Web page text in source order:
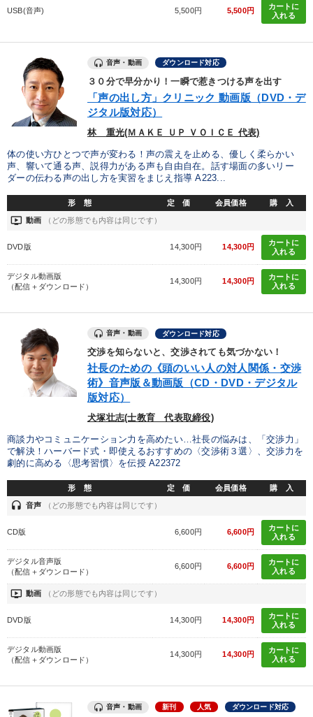
ブランディング 労務問題・人事対策 老舗企業
創業者 伝統・文化 会長
※「更新」を押すと「カテゴリー」「目的別」「キーワード」を更新いただけます。
local_offer タグから探す
すべての音声・動画（全2077タイトル）からお探しいただけます
タグ・キーワード
通信販売 一倉定 リピート
リーダーシップ モノづくり 成功哲学
健康・ウェルビーイング 会社数字を学ぶ 女性経営者
プレゼン 株式市場 会長 営業 人事戦略 DX
銀行交渉 MBA 運勢・先見 ドラッカー
多角化・新規事業 一流人 創業者
USB(音声) 5,500円 5,500円
カートに
入れる
音声・動画 ダウンロード対応
３０分で早分かり！一瞬で惹きつける声を出す
「声の出し方」クリニック 動画版（DVD・デ
ジタル版対応）
林 重光(ＭＡＫＥ ＵＰ ＶＯＩＣＥ 代表)
体の使い方ひとつで声が変わる！声の震えを止める、優しく柔らかい
声、響いて通る声、説得力がある声も自由自在。話す場面の多いリー
ダーの伝わる声の出し方を実習をまじえ指導 A223...
形 態 定 価 会員価格 購 入
ondemand_video 動画 （どの形態でも内容は同じです）
DVD版 14,300円 14,300円
カートに
入れる
デジタル動画版
（配信＋ダウンロード）
14,300円 14,300円
カートに
入れる
音声・動画 ダウンロード対応
交渉を知らないと、交渉されても気づかない！
社長のための《頭のいい人の対人関係・交渉
術》音声版＆動画版（CD・DVD・デジタル
版対応）
犬塚壮志(士教育 代表取締役)
商談力やコミュニケーション力を高めたい…社長の悩みは、「交渉力」
で解決！ハーバード式・即使えるおすすめの〈交渉術３選〉、交渉力を
劇的に高める〈思考習慣〉を伝授 A22372
形 態 定 価 会員価格 購 入
headset 音声 （どの形態でも内容は同じです）
CD版 6,600円 6,600円
カートに
入れる
デジタル音声版
（配信＋ダウンロード）
6,600円 6,600円
カートに
入れる
ondemand_video 動画 （どの形態でも内容は同じです）
DVD版 14,300円 14,300円
カートに
入れる
デジタル動画版
（配信＋ダウンロード）
14,300円 14,300円
カートに
入れる
音声・動画 新刊 人気 ダウンロード対応